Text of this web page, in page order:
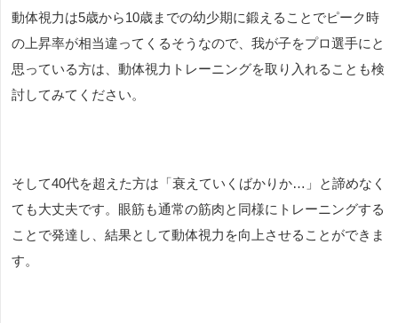
動体視力は5歳から10歳までの幼少期に鍛えることでピーク時
の上昇率が相当違ってくるそうなので、我が子をプロ選手にと
思っている方は、動体視力トレーニングを取り入れることも検
討してみてください。
そして40代を超えた方は「衰えていくばかりか…」と諦めなく
ても大丈夫です。眼筋も通常の筋肉と同様にトレーニングする
ことで発達し、結果として動体視力を向上させることができま
す。